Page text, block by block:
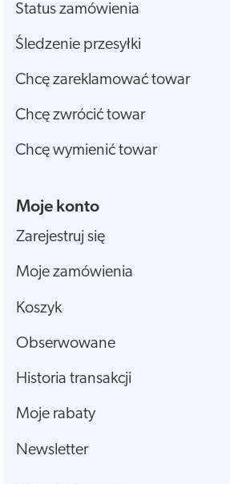
Status zamówienia
Śledzenie przesyłki
Chcę zareklamować towar
Chcę zwrócić towar
Chcę wymienić towar
Moje konto
Zarejestruj się
Moje zamówienia
Koszyk
Obserwowane
Historia transakcji
Moje rabaty
Newsletter